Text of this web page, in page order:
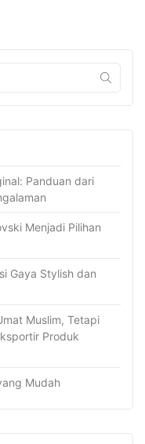
Panduan dari
Menjadi Pilihan
Gaya Stylish dan
Muslim, Tetapi
Produk
Mudah